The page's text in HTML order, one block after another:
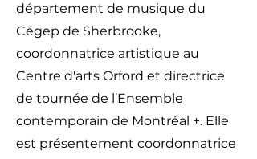
département de musique du
Cégep de Sherbrooke,
coordonnatrice artistique au
Centre d'arts Orford et directrice
de tournée de l’Ensemble
contemporain de Montréal +. Elle
est présentement coordonnatrice